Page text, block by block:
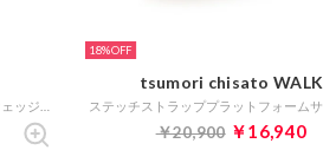
18%
tsumori chisato WALK
￥20,900 ￥16,940